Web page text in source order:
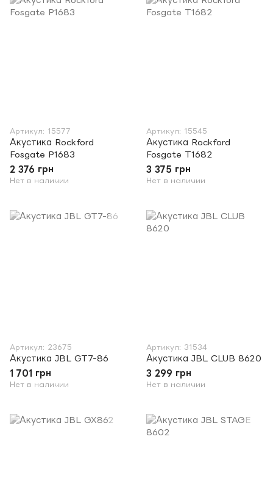
Артикул: 15577
Акустика Rockford
Fosgate P1683
2 376 грн
Нет в наличии
Артикул: 15545
Акустика Rockford
Fosgate T1682
3 375 грн
Нет в наличии
Артикул: 23675
Акустика JBL GT7-86
1 701 грн
Нет в наличии
Артикул: 31534
Акустика JBL CLUB 8620
3 299 грн
Нет в наличии